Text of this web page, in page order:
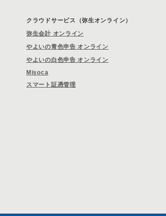
クラウドサービス（弥生オンライン）
弥生会計 オンライン
やよいの青色申告 オンライン
やよいの白色申告 オンライン
Misoca
スマート証憑管理